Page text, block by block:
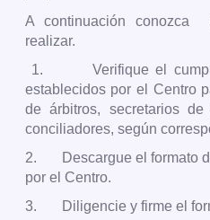
A continuación
realizar.
1.
Verifique el
establecidos por el Centro
de árbitros, secretarios
conciliadores, según
2.
Descargue el formato
por el Centro.
3.
Diligencie y firme el